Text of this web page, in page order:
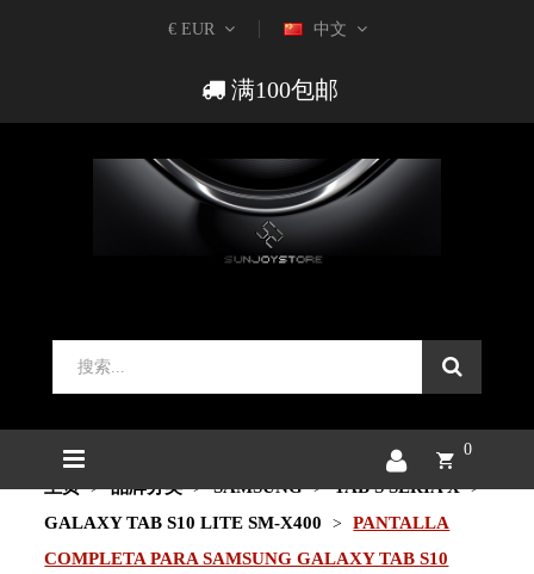
€ EUR 中文
满100包邮
0
主页 品牌分类 SAMSUNG
TAB S SERIA X
GALAXY TAB S10 LITE SM-X400
PANTALLA
COMPLETA PARA SAMSUNG GALAXY TAB S10